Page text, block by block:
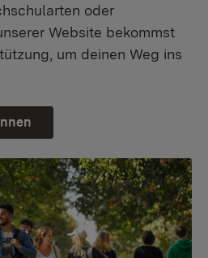
oder
Website bekommst
um deinen Weg ins